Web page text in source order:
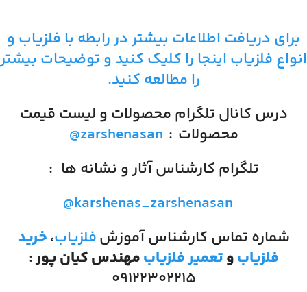
برای دریافت اطلاعات بیشتر در رابطه با فلزیاب و
انواع فلزیاب اینجا را کلیک کنید و توضیحات بیشتر
را مطالعه کنید.
درس کانال تلگرام محصولات و لیست قیمت
محصولات :
@zarshenasan
تلگرام کارشناس آثار و نشانه ها :
@karshenas_zarshenasan
شماره تماس کارشناس آموزشفلزیاب،خرید
فلزیابوتعمیر فلزیابمهندس کیان پور:
۰۹۱۲۲۳۰۲۲۱۵